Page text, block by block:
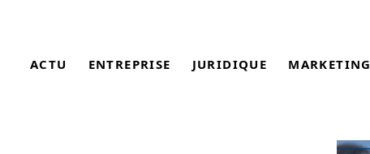
ACTU ENTREPRISE JURIDIQUE MARKETING